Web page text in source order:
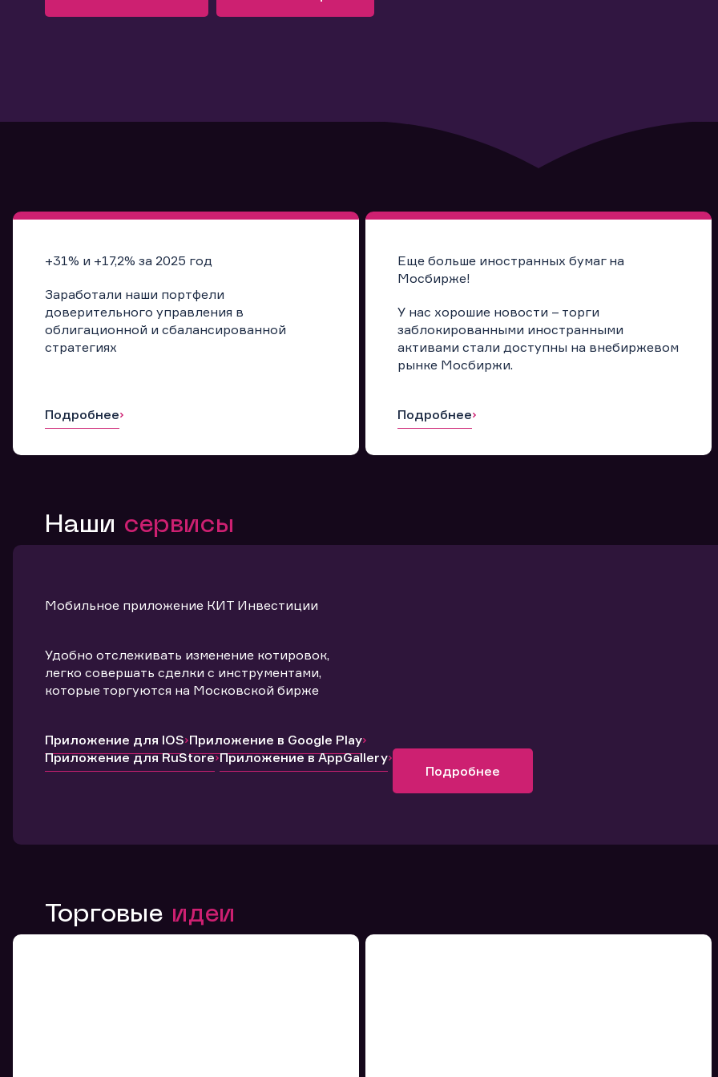
+31% и +17,2% за 2025 год
Заработали наши портфели
доверительного управления в
облигационной и сбалансированной
стратегиях
Подробнее
Еще больше иностранных бумаг на
Мосбирже!
У нас хорошие новости – торги
заблокированными иностранными
активами стали доступны на внебиржевом
рынке Мосбиржи.
Подробнее
Наши сервисы
Мобильное приложение КИТ Инвестиции
Удобно отслеживать изменение котировок,
легко совершать сделки с инструментами,
которые торгуются на Московской бирже
Приложение для IOS Приложение в Google Play
Приложение для RuStore Приложение в AppGallery
Подробнее
Торговые идеи